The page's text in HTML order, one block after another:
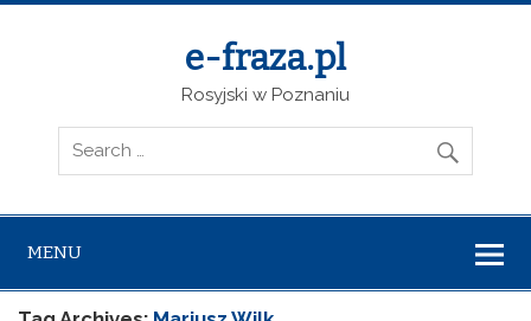
e-fraza.pl
Rosyjski w Poznaniu
MENU